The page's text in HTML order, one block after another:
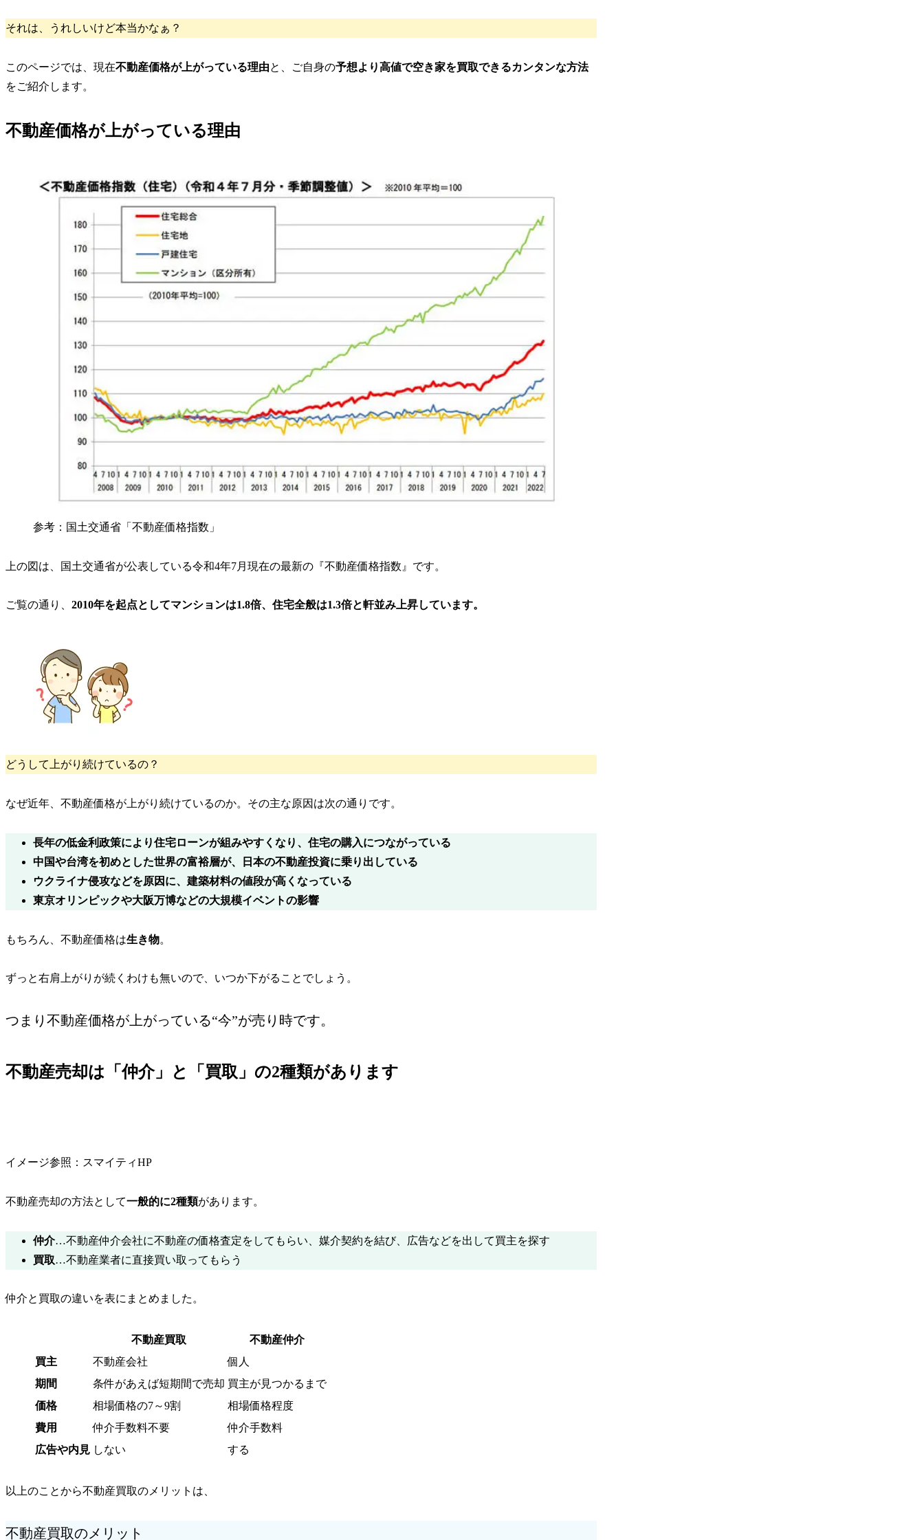
それは、うれしいけど本当かなぁ？
このページでは、現在不動産価格が上がっている理由と、ご自身の予想より高値で空き家を買取できるカンタンな方法
をご紹介します。
不動産価格が上がっている理由
参考：国土交通省「不動産価格指数」
上の図は、国土交通省が公表している令和4年7月現在の最新の『不動産価格指数』です。
ご覧の通り、 2010年を起点としてマンションは1.8倍、 住宅全般は1.3倍と軒並み上昇しています。
どうして上がり続けているの？
なぜ近年、不動産価格が上がり続けているのか。その主な原因は次の通りです。
長年の低金利政策により住宅ローンが組みやすくなり、住宅の購入につながっている
中国や台湾を初めとした世界の富裕層が、日本の不動産投資に乗り出している
ウクライナ侵攻などを原因に、建築材料の値段が高くなっている
東京オリンピックや大阪万博などの大規模イベントの影響
もちろん、不動産価格は生き物。
ずっと右肩上がりが続くわけも無いので、いつか下がることでしょう。
つまり 不動産価格が上がっている“今”が売り時です。
不動産売却は「仲介」と「買取」の2種類があります
イメージ参照：スマイティHP
不動産売却の方法として一般的に2種類があります。
仲介…不動産仲介会社に不動産の価格査定をしてもらい、媒介契約を結び、広告などを出して買主を探す
買取…不動産業者に直接買い取ってもらう
仲介と買取の違いを表にまとめました。
不動産買取
不動産仲介
買主
不動産会社
個人
期間
条件があえば短期間で売却 買主が見つかるまで
価格
相場価格の7～9割
相場価格程度
費用
仲介手数料不要
仲介手数料
広告や内見 しない する
以上のことから不動産買取のメリットは、
不動産買取のメリット